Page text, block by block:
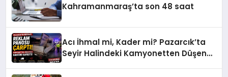
Kahramanmaraş’ta son 48 saat
Acı İhmal mi, Kader mi? Pazarcık’ta
Seyir Halindeki Kamyonetten Düşen